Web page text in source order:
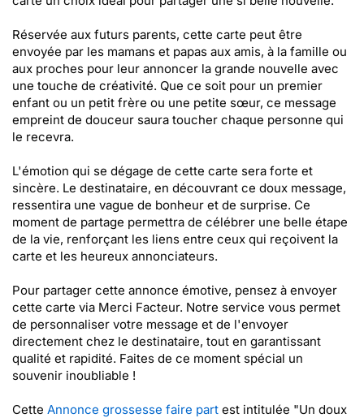
Réservée aux futurs parents, cette carte peut être
envoyée par les mamans et papas aux amis, à la famille ou
aux proches pour leur annoncer la grande nouvelle avec
une touche de créativité. Que ce soit pour un premier
enfant ou un petit frère ou une petite sœur, ce message
empreint de douceur saura toucher chaque personne qui
le recevra.
L'émotion qui se dégage de cette carte sera forte et
sincère. Le destinataire, en découvrant ce doux message,
ressentira une vague de bonheur et de surprise. Ce
moment de partage permettra de célébrer une belle étape
de la vie, renforçant les liens entre ceux qui reçoivent la
carte et les heureux annonciateurs.
Pour partager cette annonce émotive, pensez à envoyer
cette carte via Merci Facteur. Notre service vous permet
de personnaliser votre message et de l'envoyer
directement chez le destinataire, tout en garantissant
qualité et rapidité. Faites de ce moment spécial un
souvenir inoubliable !
Cette Annonce grossesse faire part est intitulée "Un doux